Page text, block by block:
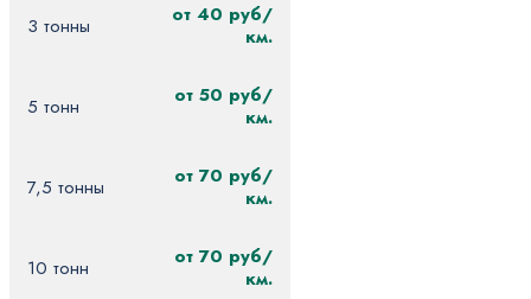
3 тонны
от 40 руб/
км.
5 тонн
от 50 руб/
км.
7,5 тонны
от 70 руб/
км.
10 тонн
от 70 руб/
км.